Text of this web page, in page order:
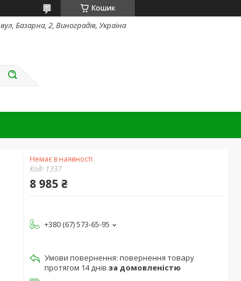
Кошик
вул, Базарна, 2, Виноградів, Україна
Немає в наявності
Код: 1337
8 985 ₴
+380 (67) 573-65-95
повернення товару
протягом 14 днів за домовленістю